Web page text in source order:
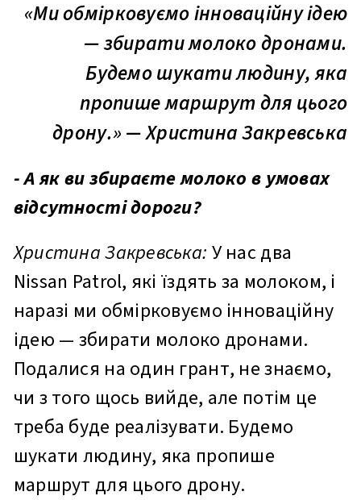
«Ми обмірковуємо інноваційну ідею
— збирати молоко дронами.
Будемо шукати людину, яка
пропише маршрут для цього
дрону.» — Христина Закревська
- А як ви збираєте молоко в умовах
відсутності дороги?
Христина Закревська: У нас два
Nissan Patrol, які їздять за молоком, і
наразі ми обмірковуємо інноваційну
ідею — збирати молоко дронами.
Подалися на один грант, не знаємо,
чи з того щось вийде, але потім це
треба буде реалізувати. Будемо
шукати людину, яка пропише
маршрут для цього дрону.